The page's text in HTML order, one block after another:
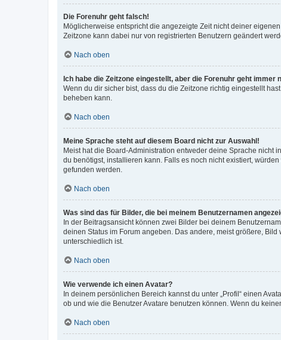
Die Forenuhr geht falsch!
Möglicherweise entspricht die angezeigte Zeit nicht deiner
Zeitzone kann dabei nur von registrierten Benutzern geändert
Nach oben
Ich habe die Zeitzone eingestellt, aber die Forenuhr geht immer
Wenn du dir sicher bist, dass du die Zeitzone richtig eingestellt
beheben kann.
Nach oben
Meine Sprache steht auf diesem Board nicht zur Auswahl!
Meist hat die Board-Administration entweder deine Sprache nicht
du benötigst, installieren kann. Falls es noch nicht existiert,
gefunden werden.
Nach oben
Was sind das für Bilder, die bei meinem Benutzernamen
In der Beitragsansicht können zwei Bilder bei deinem
deinen Status im Forum angeben. Das andere, meist größere,
unterschiedlich ist.
Nach oben
Wie verwende ich einen Avatar?
In deinem persönlichen Bereich kannst du unter „Profil“ einen
ob und wie die Benutzer Avatare benutzen können. Wenn du
Nach oben